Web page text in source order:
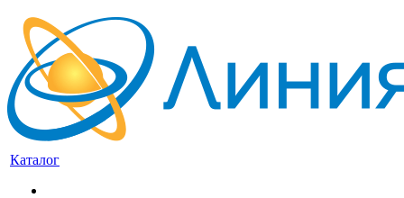
Каталог